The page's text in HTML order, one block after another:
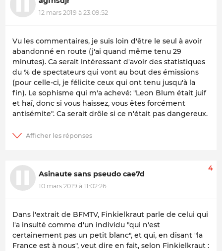
12 mars 2019 à 23:09:52
Vu les commentaires, je suis loin d'être le seul à avoir
abandonné en route (j'ai quand même tenu 29
minutes). Ca serait intéressant d'avoir des statistiques
du % de spectateurs qui vont au bout des émissions
(pour celle-ci, je félicite ceux qui ont tenu jusqu'à la
fin). Le sophisme qui m'a achevé: "Leon Blum était juif
et haï, donc si vous haissez, vous êtes forcément
antisémite". Ca serait drôle si ce n'était pas dangereux.
Asinaute sans pseudo cae7d
10 mars 2019 à 11:02:26
4
Dans l'extrait de BFMTV, Finkielkraut parle de celui qui
l'a insulté comme d'un individu "qui n'est
certainement pas un petit blanc", et qui, en disant "la
France est à nous", veut dire en fait, selon Finkielkraut :